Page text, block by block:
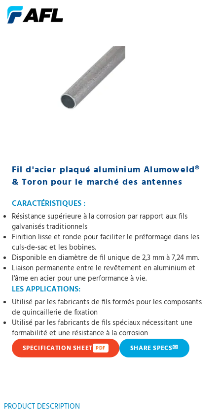
Fil d'acier plaqué aluminium Alumoweld®
& Toron pour le marché des antennes
CARACTÉRISTIQUES :
Résistance supérieure à la corrosion par rapport aux fils
galvanisés traditionnels
Finition lisse et ronde pour faciliter le préformage dans les
culs-de-sac et les bobines.
Disponible en diamètre de fil unique de 2,3 mm à 7,24 mm.
Liaison permanente entre le revêtement en aluminium et
l'âme en acier pour une performance à vie.
LES APPLICATIONS:
Utilisé par les fabricants de fils formés pour les composants
de quincaillerie de fixation
Utilisé par les fabricants de fils spéciaux nécessitant une
formabilité et une résistance à la corrosion
SPECIFICATION SHEET PDF SHARE SPECS✉
PRODUCT DESCRIPTION